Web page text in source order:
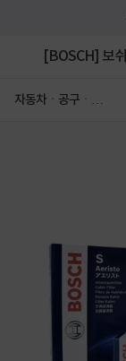
자동차ㆍ공구ㆍ안